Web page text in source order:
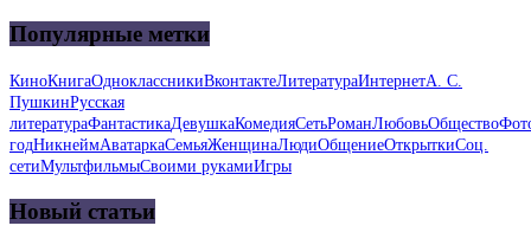
Популярные метки
КиноКнигаОдноклассникиВконтактеЛитератураИнтернетА. С.
ПушкинРусская
литератураФантастикаДевушкаКомедияСетьРоманЛюбовьОбщество
годНикнеймАватаркаСемьяЖенщинаЛюдиОбщениеОткрыткиСоц.
сетиМультфильмыСвоими рукамиИгры
Новый статьи